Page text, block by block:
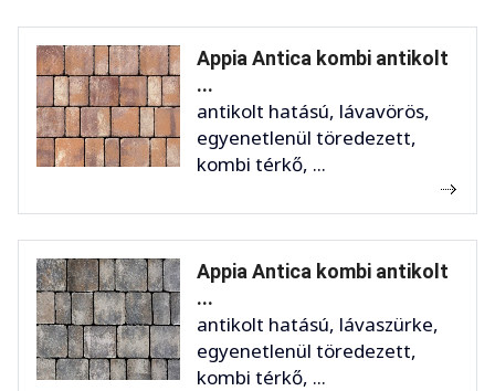
Appia Antica kombi antikolt
...
antikolt hatású, lávavörös,
egyenetlenül töredezett,
kombi térkő, ...
Appia Antica kombi antikolt
...
antikolt hatású, lávaszürke,
egyenetlenül töredezett,
kombi térkő, ...